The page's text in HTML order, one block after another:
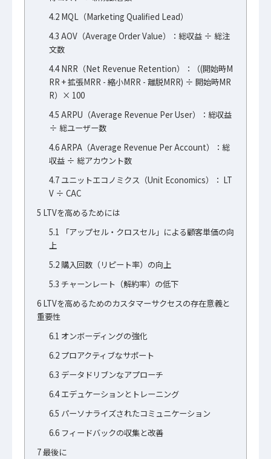
4.2MQL（Marketing Qualified Lead）
4.3 AOV（Average Order Value）：総収益 ÷ 総注
文数
4.4NRR（Net Revenue Retention）：（(開始時M
RR + 拡張MRR - 縮小MRR - 離脱MRR) ÷ 開始時MR
R）× 100
4.5 ARPU（Average Revenue Per User）：総収益
÷ 総ユーザー数
4.6ARPA（Average Revenue Per Account）：総
収益 ÷ 総アカウント数
4.7ユニットエコノミクス（Unit Economics）： LT
V ÷ CAC
5 LTVを高めるためには
5.1 「アップセル・クロスセル」による顧客単価の向
上
5.2購入回数（リピート率）の向上
5.3 チャーンレート（解約率）の低下
6 LTVを高めるためのカスタマーサクセスの存在意義と
重要性
6.1 オンボーディングの強化
6.2プロアクティブなサポート
6.3 データドリブンなアプローチ
6.4エデュケーションとトレーニング
6.5 パーソナライズされたコミュニケーション
6.6フィードバックの収集と改善
7最後に